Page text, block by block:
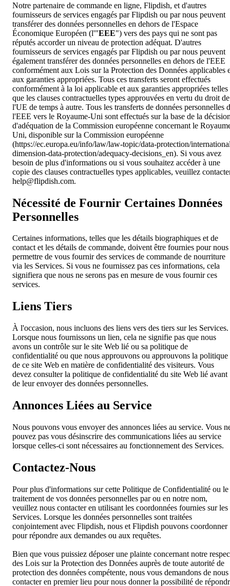
Notre partenaire de commande en ligne, Flipdish, et d'autres
fournisseurs de services engagés par Flipdish ou par nous peuvent
transférer des données personnelles en dehors de l'Espace
Économique Européen (l'"EEE") vers des pays qui ne sont pas
réputés accorder un niveau de protection adéquat. D'autres
fournisseurs de services engagés par Flipdish ou par nous peuvent
également transférer des données personnelles en dehors de l'EEE
conformément aux Lois sur la Protection des Données applicables
aux garanties appropriées. Tous ces transferts seront effectués
conformément à la loi applicable et aux garanties appropriées telles
que les clauses contractuelles types approuvées en vertu du droit de
l'UE de temps à autre. Tous les transferts de données personnelles
l'EEE vers le Royaume-Uni sont effectués sur la base de la
d'adéquation de la Commission européenne concernant le
Uni, disponible sur la Commission européenne
(https://ec.europa.eu/info/law/law-topic/data-protection/
dimension-data-protection/adequacy-decisions_en). Si vous avez
besoin de plus d'informations ou si vous souhaitez accéder à une
copie des clauses contractuelles types applicables, veuillez
help@flipdish.com.
Nécessité de Fournir Certaines Données
Personnelles
Certaines informations, telles que les détails biographiques et de
contact et les détails de commande, doivent être fournies pour nous
permettre de vous fournir des services de commande de nourriture
via les Services. Si vous ne fournissez pas ces informations, cela
signifiera que nous ne serons pas en mesure de vous fournir ces
services.
Liens Tiers
À l'occasion, nous incluons des liens vers des tiers sur les Services.
Lorsque nous fournissons un lien, cela ne signifie pas que nous
avons un contrôle sur le site Web lié ou sa politique de
confidentialité ou que nous approuvons ou approuvons la politique
de ce site Web en matière de confidentialité des visiteurs. Vous
devez consulter la politique de confidentialité du site Web lié avant
de leur envoyer des données personnelles.
Annonces Liées au Service
Nous pouvons vous envoyer des annonces liées au service. Vous
pouvez pas vous désinscrire des communications liées au service
lorsque celles-ci sont nécessaires au fonctionnement des Services.
Contactez-Nous
Pour plus d'informations sur cette Politique de Confidentialité ou le
traitement de vos données personnelles par ou en notre nom,
veuillez nous contacter en utilisant les coordonnées fournies sur les
Services. Lorsque les données personnelles sont traitées
conjointement avec Flipdish, nous et Flipdish pouvons coordonner
pour répondre aux demandes ou aux requêtes.
Bien que vous puissiez déposer une plainte concernant notre
des Lois sur la Protection des Données auprès de toute autorité de
protection des données compétente, nous vous demandons de nous
contacter en premier lieu pour nous donner la possibilité de